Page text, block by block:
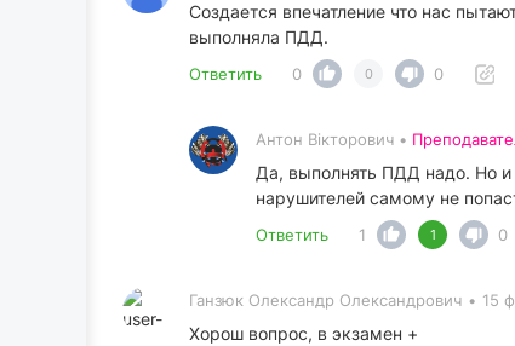
Создается впечатление что нас
выполняла ПДД.
Ответить 0 0 0
Антон Вікторович •
Да, выполнять ПДД надо. Но и
нарушителей самому не
Ответить 1 1 0
Ганзюк Олександр Олександрович • 15
Хорош вопрос, в экзамен +